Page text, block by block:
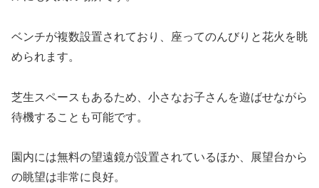
ベンチが複数設置されており、座ってのんびりと花火を眺
められます。
芝生スペースもあるため、小さなお子さんを遊ばせながら
待機することも可能です。
園内には無料の望遠鏡が設置されているほか、展望台から
の眺望は非常に良好。